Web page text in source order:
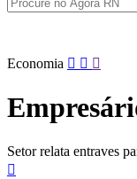
Pular
conteúdo
Economia
Setor relata entraves